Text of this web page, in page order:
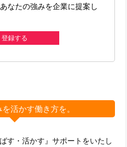
なたの強みを企業に提案し
登録する
活かす働き方を。
す・活かす』サポートをいたし